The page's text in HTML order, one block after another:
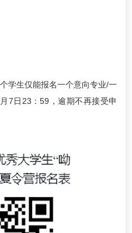
学生仅能报名一个意向专业/一
7日23：59，逾期不再接受申